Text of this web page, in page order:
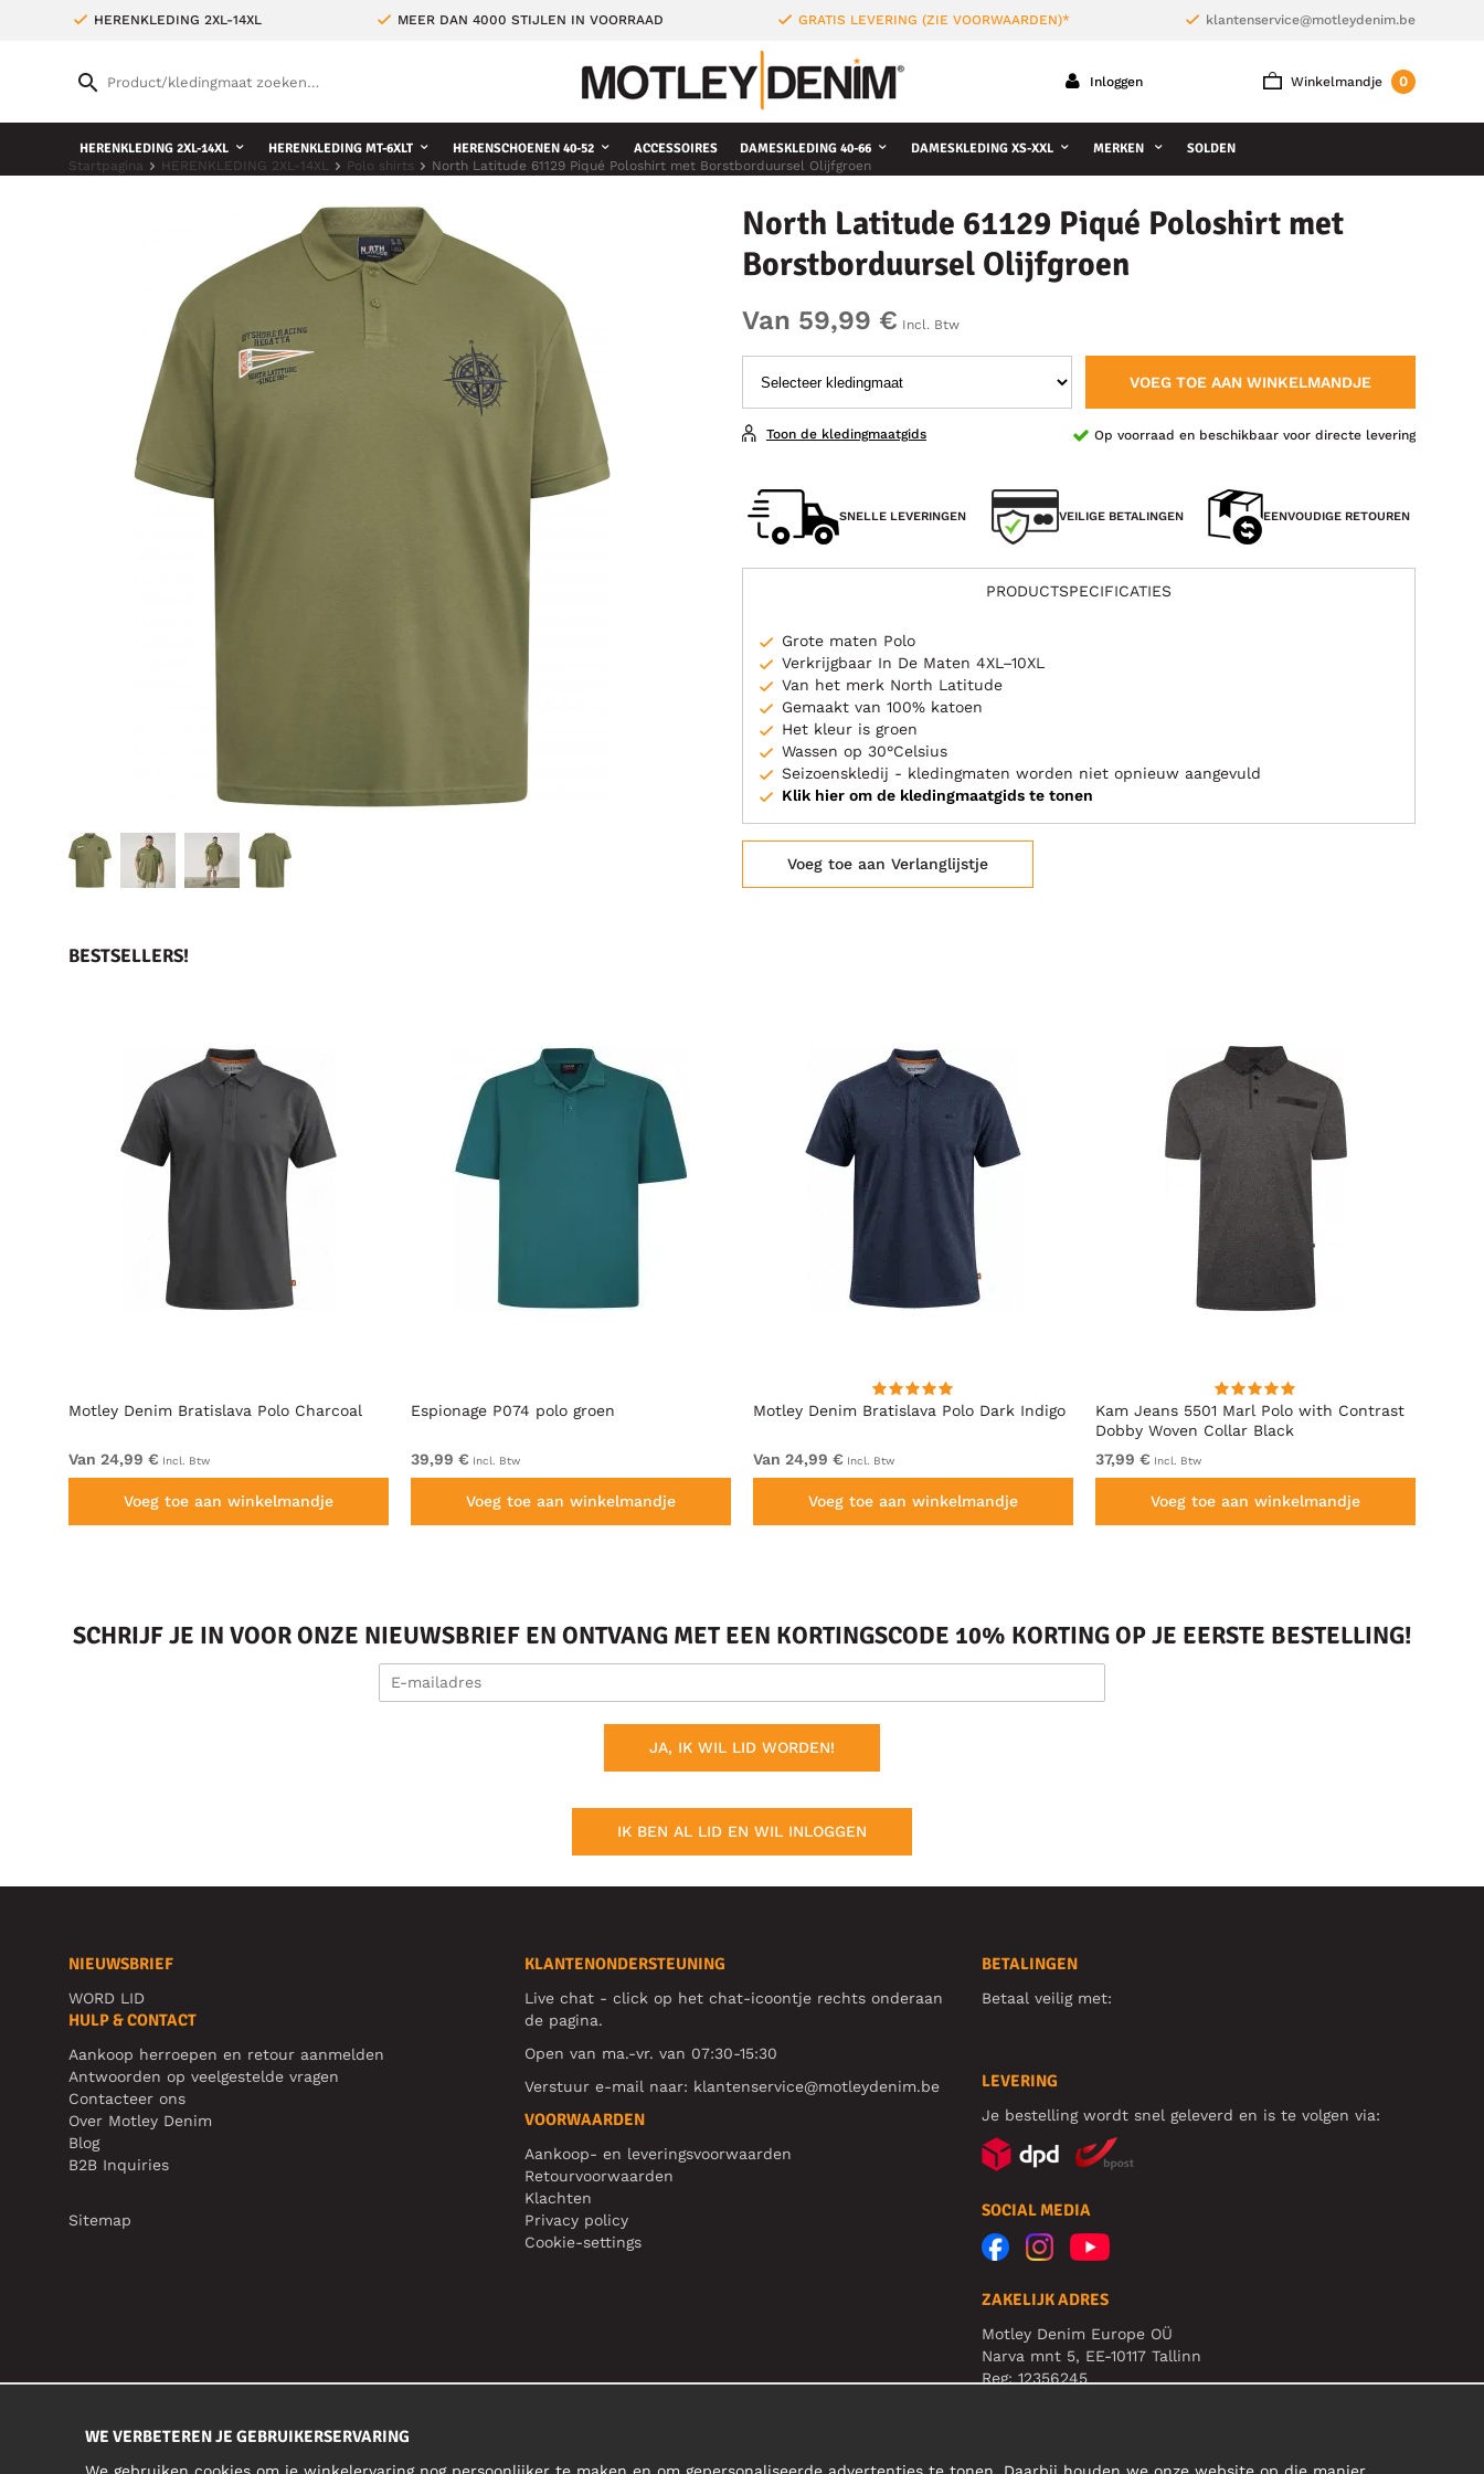
HERENKLEDING 2XL-14XL MEER DAN 4000 STIJLEN IN VOORRAAD GRATIS LEVERING (ZIE VOORWAARDEN)* klantenservice@motleydenim.be
Winkelmandje 0
Inloggen
HERENKLEDING 2XL-14XL HERENKLEDING MT-6XLT HERENSCHOENEN 40-52 ACCESSOIRES DAMESKLEDING 40-66 DAMESKLEDING XS-XXL MERKEN SOLDEN
Startpagina HERENKLEDING 2XL-14XL Polo shirts North Latitude 61129 Piqué Poloshirt met Borstborduursel Olijfgroen
North Latitude 61129 Piqué Poloshirt met
Borstborduursel Olijfgroen
Van 59,99 € Incl. Btw
VOEG TOE AAN WINKELMANDJE
Op voorraad en beschikbaar voor directe levering
Toon de kledingmaatgids
SNELLE LEVERINGEN VEILIGE BETALINGEN EENVOUDIGE RETOUREN
PRODUCTSPECIFICATIES
Grote maten Polo
Verkrijgbaar In De Maten 4XL–10XL
Van het merk North Latitude
Gemaakt van 100% katoen
Het kleur is groen
Wassen op 30°Celsius
Seizoenskledij - kledingmaten worden niet opnieuw aangevuld
Klik hier om de kledingmaatgids te tonen
Voeg toe aan Verlanglijstje
BESTSELLERS!
Motley Denim Bratislava Polo Charcoal
Van 24,99 € Incl. Btw
Voeg toe aan winkelmandje
Espionage P074 polo groen
39,99 € Incl. Btw
Voeg toe aan winkelmandje
Motley Denim Bratislava Polo Dark Indigo
Van 24,99 € Incl. Btw
Voeg toe aan winkelmandje
Kam Jeans 5501 Marl Polo with Contrast
Dobby Woven Collar Black
37,99 € Incl. Btw
Voeg toe aan winkelmandje
SCHRIJF JE IN VOOR ONZE NIEUWSBRIEF EN ONTVANG MET EEN KORTINGSCODE 10% KORTING OP JE EERSTE BESTELLING!
JA, IK WIL LID WORDEN!
IK BEN AL LID EN WIL INLOGGEN
NIEUWSBRIEF
WORD LID
HULP & CONTACT
Aankoop herroepen en retour aanmelden
Antwoorden op veelgestelde vragen
Contacteer ons
Over Motley Denim
Blog
B2B Inquiries
Sitemap
KLANTENONDERSTEUNING
Live chat - click op het chat-icoontje rechts onderaan
de pagina.
Open van ma.-vr. van 07:30-15:30
Verstuur e-mail naar: klantenservice@motleydenim.be
VOORWAARDEN
Aankoop- en leveringsvoorwaarden
Retourvoorwaarden
Klachten
Privacy policy
Cookie-settings
BETALINGEN
Betaal veilig met:
LEVERING
Je bestelling wordt snel geleverd en is te volgen via:
SOCIAL MEDIA
ZAKELIJK ADRES
Motley Denim Europe OÜ
Narva mnt 5, EE-10117 Tallinn
Reg: 12356245
WE VERBETEREN JE GEBRUIKERSERVARING